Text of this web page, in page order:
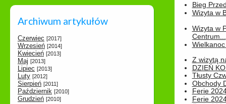
Archiwum artykułów
Czerwiec [2017]
Wrzesień [2014]
Kwiecień [2013]
Maj [2013]
Lipiec [2013]
Luty [2012]
Sierpień [2011]
Październik [2010]
Grudzień [2010]
Bieg
Wizyta w
Wizyta w
Centrum...
Z wizytą
DZIEŃ
Tłusty
Obchody
Ferie
Ferie